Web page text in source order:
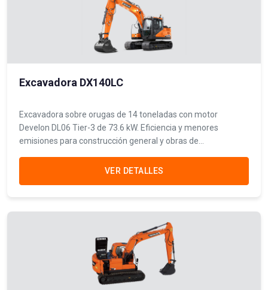
Excavadora DX140LC
Excavadora sobre orugas de 14 toneladas con motor
Develon DL06 Tier-3 de 73.6 kW. Eficiencia y menores
emisiones para construcción general y obras de
VER DETALLES